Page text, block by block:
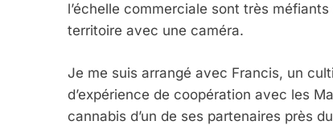
l’échelle commerciale sont très
territoire avec une caméra.
Je me suis arrangé avec Francis, un
d’expérience de coopération avec les
cannabis d’un de ses partenaires près